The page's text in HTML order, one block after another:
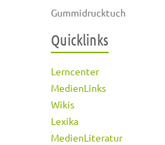
Gummidrucktuch
Quicklinks
Lerncenter
MedienLinks
Wikis
Lexika
MedienLiteratur